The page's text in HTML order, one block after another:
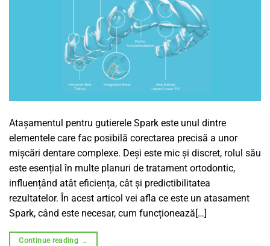
Atașamentul pentru gutierele Spark este unul dintre
elementele care fac posibilă corectarea precisă a unor
mișcări dentare complexe. Deși este mic și discret, rolul său
este esențial în multe planuri de tratament ortodontic,
influențând atât eficiența, cât și predictibilitatea
rezultatelor. În acest articol vei afla ce este un atasament
Spark, când este necesar, cum funcționează[…]
Continue reading →